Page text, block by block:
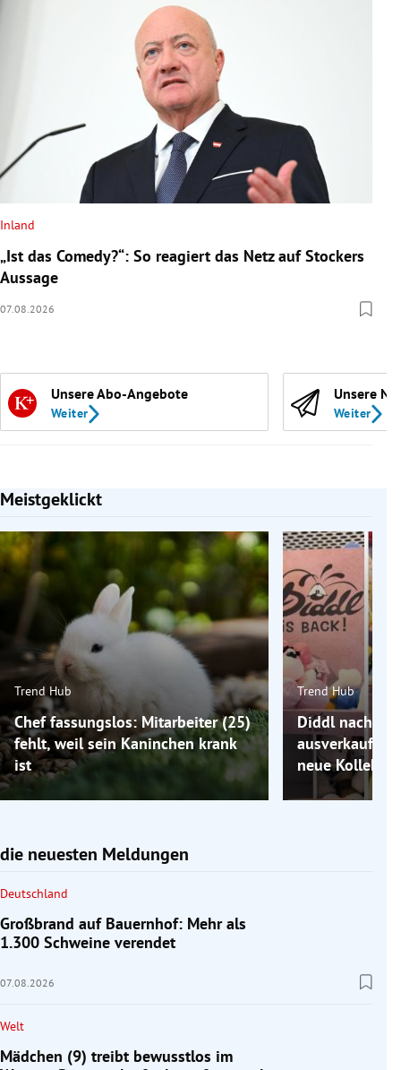
Inland
„Ist das Comedy?“: So reagiert das Netz auf Stockers
Aussage
07.08.2026
Unsere Abo-Angebote
Weiter
Unsere
Weiter
Meistgeklickt
Slide 1 von 7
Trend Hub
Chef fassungslos: Mitarbeiter (25)
fehlt, weil sein Kaninchen krank
ist
Trend Hub
Diddl nach
ausverkauft:
neue
die neuesten Meldungen
Deutschland
Großbrand auf Bauernhof: Mehr als
1.300 Schweine verendet
07.08.2026
Welt
Mädchen (9) treibt bewusstlos im